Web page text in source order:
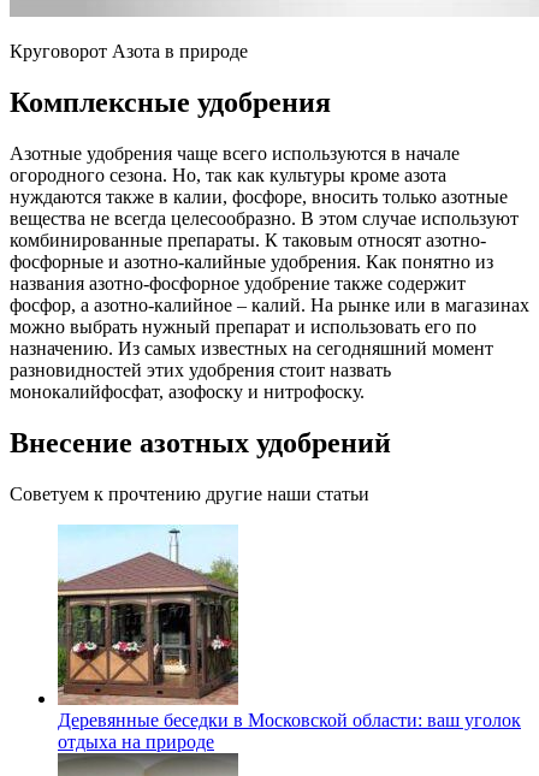
Круговорот Азота в природе
Комплексные удобрения
Азотные удобрения чаще всего используются в начале
огородного сезона. Но, так как культуры кроме азота
нуждаются также в калии, фосфоре, вносить только азотные
вещества не всегда целесообразно. В этом случае используют
комбинированные препараты. К таковым относят азотно-
фосфорные и азотно-калийные удобрения. Как понятно из
названия азотно-фосфорное удобрение также содержит
фосфор, а азотно-калийное – калий. На рынке или в магазинах
можно выбрать нужный препарат и использовать его по
назначению. Из самых известных на сегодняшний момент
разновидностей этих удобрения стоит назвать
монокалийфосфат, азофоску и нитрофоску.
Внесение азотных удобрений
Советуем к прочтению другие наши статьи
Деревянные беседки в Московской области: ваш уголок
отдыха на природе